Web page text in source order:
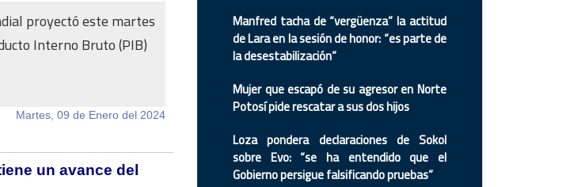
proyectó este martes
Interno Bruto (PIB)
Martes, 09 de Enero del 2024
un avance del
Manfred tacha de “vergüenza” la actitud
de Lara en la sesión de honor: “es parte de
la desestabilización”
Mujer que escapó de su agresor en Norte
Potosí pide rescatar a sus dos hijos
Loza pondera declaraciones de Sokol
sobre Evo: “se ha entendido que el
Gobierno persigue falsificando pruebas”